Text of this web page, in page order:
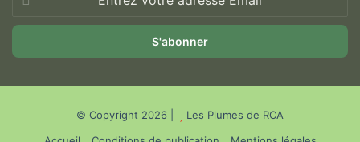
votre
adresse
© Copyright 2026 |
Les Plumes de RCA